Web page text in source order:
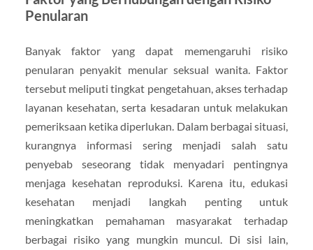
Penularan
Banyak faktor yang dapat memengaruhi risiko
penularan penyakit menular seksual wanita. Faktor
tersebut meliputi tingkat pengetahuan, akses terhadap
layanan kesehatan, serta kesadaran untuk melakukan
pemeriksaan ketika diperlukan. Dalam berbagai situasi,
kurangnya informasi sering menjadi salah satu
penyebab seseorang tidak menyadari pentingnya
menjaga kesehatan reproduksi. Karena itu, edukasi
kesehatan menjadi langkah penting untuk
meningkatkan pemahaman masyarakat terhadap
berbagai risiko yang mungkin muncul. Di sisi lain,